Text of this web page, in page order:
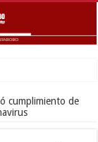
cumplimiento de